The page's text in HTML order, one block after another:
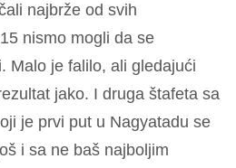
najbrže od svih
nismo mogli da se
Malo je falilo, ali gledajući
jako. I druga štafeta sa
je prvi put u Nagyatadu se
i sa ne baš najboljim